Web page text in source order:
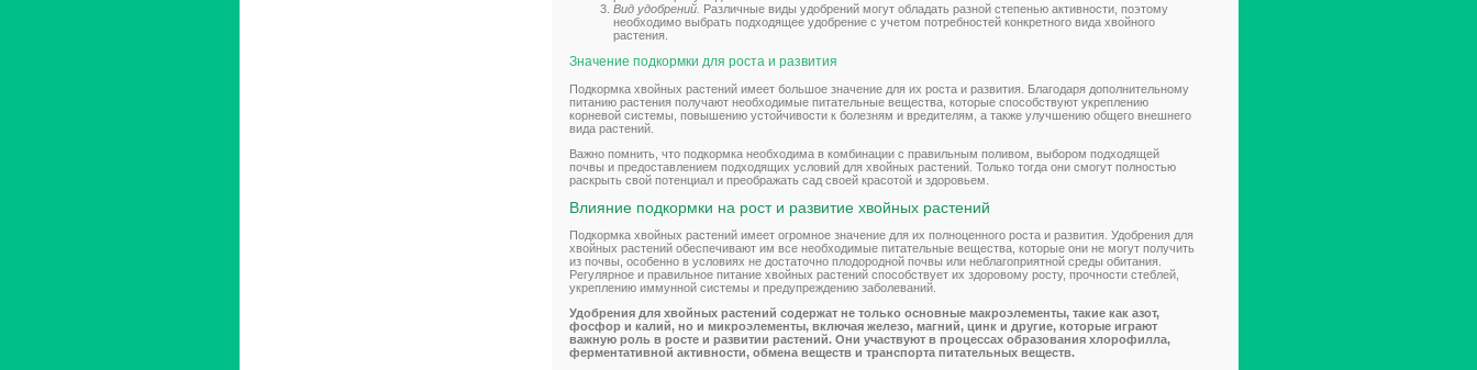
Вид удобрений. Различные виды удобрений могут обладать разной степенью активности, поэтому
необходимо выбрать подходящее удобрение с учетом потребностей конкретного вида хвойного
растения.
Значение подкормки для роста и развития
Подкормка хвойных растений имеет большое значение для их роста и развития. Благодаря дополнительному
питанию растения получают необходимые питательные вещества, которые способствуют укреплению
корневой системы, повышению устойчивости к болезням и вредителям, а также улучшению общего внешнего
вида растений.
Важно помнить, что подкормка необходима в комбинации с правильным поливом, выбором подходящей
почвы и предоставлением подходящих условий для хвойных растений. Только тогда они смогут полностью
раскрыть свой потенциал и преображать сад своей красотой и здоровьем.
Влияние подкормки на рост и развитие хвойных растений
Подкормка хвойных растений имеет огромное значение для их полноценного роста и развития. Удобрения для
хвойных растений обеспечивают им все необходимые питательные вещества, которые они не могут получить
из почвы, особенно в условиях не достаточно плодородной почвы или неблагоприятной среды обитания.
Регулярное и правильное питание хвойных растений способствует их здоровому росту, прочности стеблей,
укреплению иммунной системы и предупреждению заболеваний.
Удобрения для хвойных растений содержат не только основные макроэлементы, такие как азот,
фосфор и калий, но и микроэлементы, включая железо, магний, цинк и другие, которые играют
важную роль в росте и развитии растений. Они участвуют в процессах образования хлорофилла,
ферментативной активности, обмена веществ и транспорта питательных веществ.